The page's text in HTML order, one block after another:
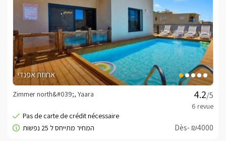
אחוזת אפנדי
/5
Zimmer north&#039;, Yaara
Dès- ₪4000